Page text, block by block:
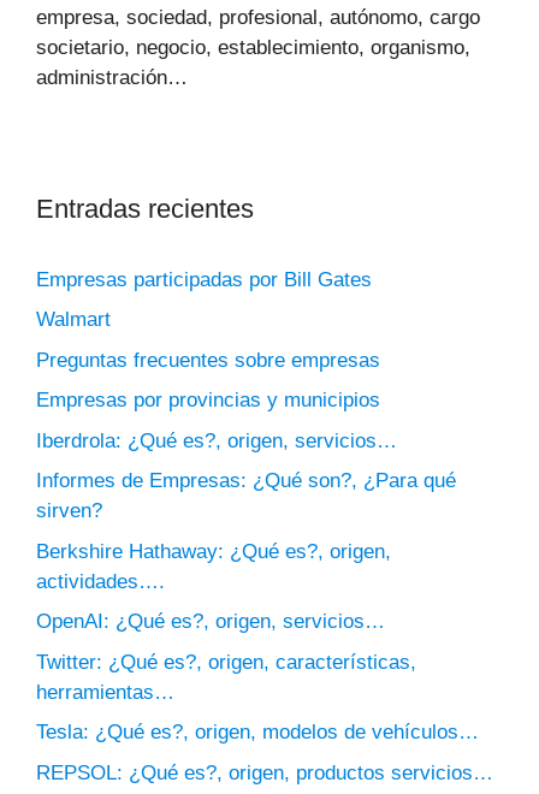
empresa, sociedad, profesional, autónomo, cargo
societario, negocio, establecimiento, organismo,
administración…
Entradas recientes
Empresas participadas por Bill Gates
Walmart
Preguntas frecuentes sobre empresas
Empresas por provincias y municipios
Iberdrola: ¿Qué es?, origen, servicios…
Informes de Empresas: ¿Qué son?, ¿Para qué
sirven?
Berkshire Hathaway: ¿Qué es?, origen,
actividades….
OpenAI: ¿Qué es?, origen, servicios…
Twitter: ¿Qué es?, origen, características,
herramientas…
Tesla: ¿Qué es?, origen, modelos de vehículos…
REPSOL: ¿Qué es?, origen, productos servicios…